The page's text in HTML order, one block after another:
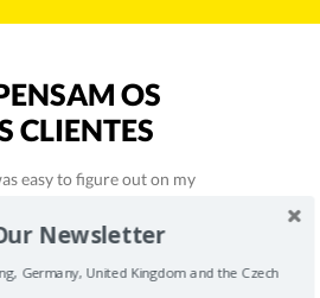
OS
CLIENTES
easy to figure out on my
really happy working with
Newsletter
Germany, United Kingdom and the Czech